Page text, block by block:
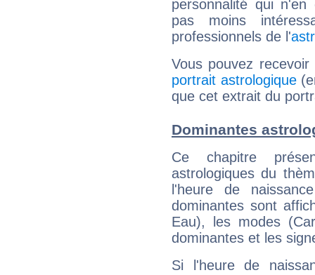
personnalité qui n'en
pas moins
professionnels de l'
Vous pouvez
portrait astrologique
que cet extrait du
Dominantes
Ce chapitre
astrologiques du
l'heure de
dominantes sont
Eau), les modes
dominantes et les
Si l'heure de